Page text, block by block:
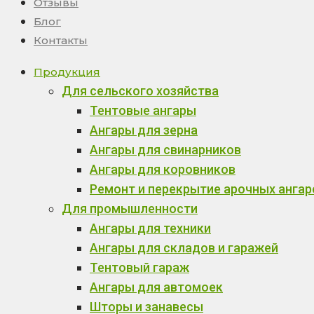
Блог
Контакты
Продукция
Для сельского хозяйства
Тентовые ангары
Ангары для зерна
Ангары для свинарников
Ангары для коровников
Ремонт и перекрытие арочных
Для промышленности
Ангары для техники
Ангары для складов и гаражей
Тентовый гараж
Ангары для автомоек
Шторы и занавесы